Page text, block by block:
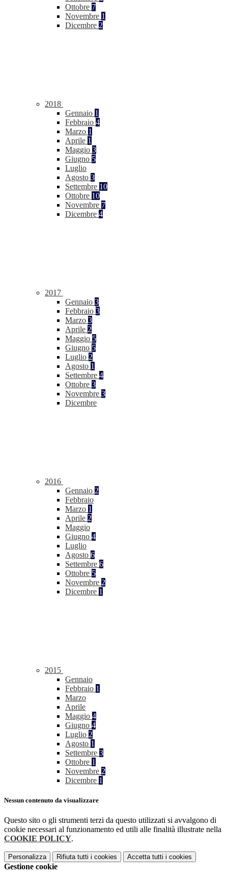
Ottobre 7
Novembre 1
Dicembre 2
2018
Gennaio 1
Febbraio 4
Marzo 1
Aprile 1
Maggio 3
Giugno 5
Luglio
Agosto 3
Settembre 10
Ottobre 10
Novembre 7
Dicembre 4
2017
Gennaio 3
Febbraio 3
Marzo 3
Aprile 2
Maggio 5
Giugno 5
Luglio 2
Agosto 1
Settembre 4
Ottobre 3
Novembre 3
Dicembre
2016
Gennaio 2
Febbraio
Marzo 1
Aprile 2
Maggio
Giugno 4
Luglio
Agosto 6
Settembre 6
Ottobre 5
Novembre 2
Dicembre 1
2015
Gennaio
Febbraio 1
Marzo
Aprile
Maggio 4
Giugno 4
Luglio 2
Agosto 1
Settembre 3
Ottobre 1
Novembre 2
Dicembre 1
Nessun contenuto da visualizzare
Questo sito o gli strumenti terzi da questo utilizzati si avvalgono di
cookie necessari al funzionamento ed utili alle finalità illustrate nella
COOKIE POLICY.
Personalizza Rifiuta tutti i cookies Accetta tutti i cookies
Gestione cookie